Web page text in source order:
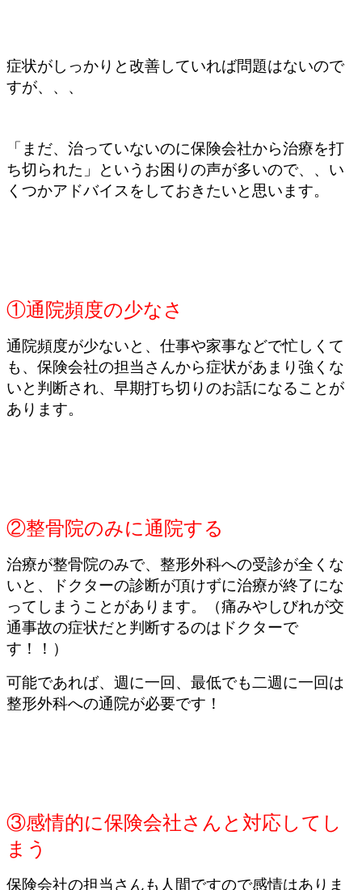
症状がしっかりと改善していれば問題はないので
すが、、、
「まだ、治っていないのに保険会社から治療を打
ち切られた」というお困りの声が多いので、、い
くつかアドバイスをしておきたいと思います。
①通院頻度の少なさ
通院頻度が少ないと、仕事や家事などで忙しくて
も、保険会社の担当さんから症状があまり強くな
いと判断され、早期打ち切りのお話になることが
あります。
②整骨院のみに通院する
治療が整骨院のみで、整形外科への受診が全くな
いと、ドクターの診断が頂けずに治療が終了にな
ってしまうことがあります。（痛みやしびれが交
通事故の症状だと判断するのはドクターで
す！！）
可能であれば、週に一回、最低でも二週に一回は
整形外科への通院が必要です！
③感情的に保険会社さんと対応してし
まう
保険会社の担当さんも人間ですので感情はありま